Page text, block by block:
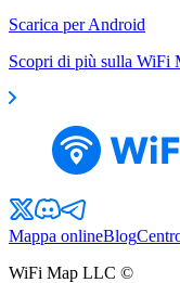
Scarica per Android
Scopri di più sulla WiFi
Mappa onlineBlog
WiFi Map LLC ©